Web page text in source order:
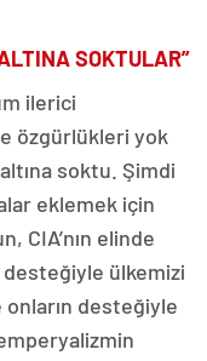
SOKTULAR”
ilerici
özgürlükleri yok
soktu. Şimdi
eklemek için
CIA’nın elinde
desteğiyle ülkemizi
desteğiyle